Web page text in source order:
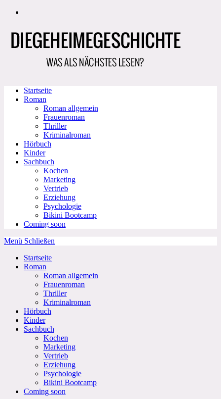
Zum
Startseite
Roman
Roman allgemein
Frauenroman
Thriller
Kriminalroman
Hörbuch
Kinder
Sachbuch
Kochen
Marketing
Vertrieb
Erziehung
Psychologie
Bikini Bootcamp
Coming soon
Menü Schließen
Startseite
Roman
Roman allgemein
Frauenroman
Thriller
Kriminalroman
Hörbuch
Kinder
Sachbuch
Kochen
Marketing
Vertrieb
Erziehung
Psychologie
Bikini Bootcamp
Coming soon